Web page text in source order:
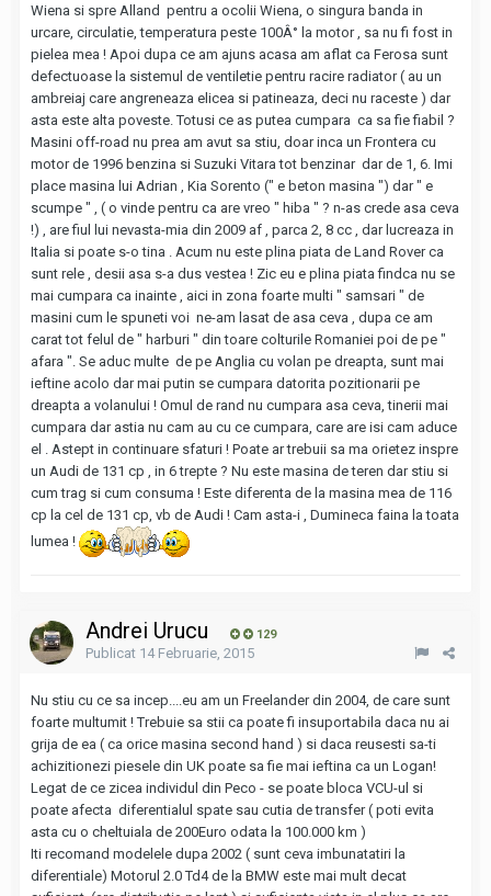
Wiena si spre Alland pentru a ocolii Wiena, o singura banda in
urcare, circulatie, temperatura peste 100Â° la motor , sa nu fi fost in
pielea mea ! Apoi dupa ce am ajuns acasa am aflat ca Ferosa sunt
defectuoase la sistemul de ventiletie pentru racire radiator ( au un
ambreiaj care angreneaza elicea si patineaza, deci nu raceste ) dar
asta este alta poveste. Totusi ce as putea cumpara ca sa fie fiabil ?
Masini off-road nu prea am avut sa stiu, doar inca un Frontera cu
motor de 1996 benzina si Suzuki Vitara tot benzinar dar de 1, 6. Imi
place masina lui Adrian , Kia Sorento (" e beton masina ") dar " e
scumpe " , ( o vinde pentru ca are vreo " hiba " ? n-as crede asa ceva
!) , are fiul lui nevasta-mia din 2009 af , parca 2, 8 cc , dar lucreaza in
Italia si poate s-o tina . Acum nu este plina piata de Land Rover ca
sunt rele , desii asa s-a dus vestea ! Zic eu e plina piata findca nu se
mai cumpara ca inainte , aici in zona foarte multi " samsari " de
masini cum le spuneti voi ne-am lasat de asa ceva , dupa ce am
carat tot felul de " harburi " din toare colturile Romaniei poi de pe "
afara ". Se aduc multe de pe Anglia cu volan pe dreapta, sunt mai
ieftine acolo dar mai putin se cumpara datorita pozitionarii pe
dreapta a volanului ! Omul de rand nu cumpara asa ceva, tinerii mai
cumpara dar astia nu cam au cu ce cumpara, care are isi cam aduce
el . Astept in continuare sfaturi ! Poate ar trebuii sa ma orietez inspre
un Audi de 131 cp , in 6 trepte ? Nu este masina de teren dar stiu si
cum trag si cum consuma ! Este diferenta de la masina mea de 116
cp la cel de 131 cp, vb de Audi ! Cam asta-i , Dumineca faina la toata
lumea !
Andrei Urucu 129
Publicat 14 Februarie, 2015
Nu stiu cu ce sa incep....eu am un Freelander din 2004, de care sunt
foarte multumit ! Trebuie sa stii ca poate fi insuportabila daca nu ai
grija de ea ( ca orice masina second hand ) si daca reusesti sa-ti
achizitionezi piesele din UK poate sa fie mai ieftina ca un Logan!
Legat de ce zicea individul din Peco - se poate bloca VCU-ul si
poate afecta diferentialul spate sau cutia de transfer ( poti evita
asta cu o cheltuiala de 200Euro odata la 100.000 km )
Iti recomand modelele dupa 2002 ( sunt ceva imbunatatiri la
diferentiale) Motorul 2.0 Td4 de la BMW este mai mult decat